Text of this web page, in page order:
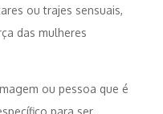
ou trajes sensuais,
das mulheres
ou pessoa que é
para ser